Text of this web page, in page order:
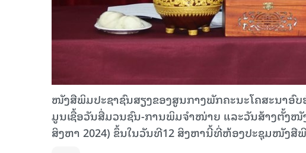
ໜັງສືພິມປະຊາຊົນສຽງຂອງສູນກາງພັກຄະນະໂຄສະນາ
ມູນເຊື້ອວັນສື່ມວນຊົນ-ການພິມຈຳໜ່າຍ​ ແລະ​ວັນສ້າງຕັ້ງໜັ
ສິງຫາ 2024) ຂຶ້ນໃນວັນທີ12 ສິງຫານີ້ທີ່ຫ້ອງປະຊຸມໜັງສື